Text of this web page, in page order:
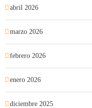
abril 2026
marzo 2026
febrero 2026
enero 2026
diciembre 2025